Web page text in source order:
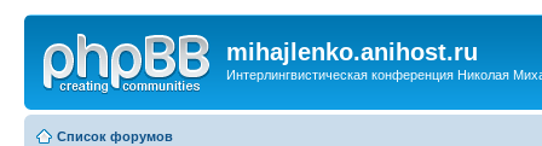
mihajlenko.anihost.ru
Интерлингвистическая конференция Николая
Список форумов